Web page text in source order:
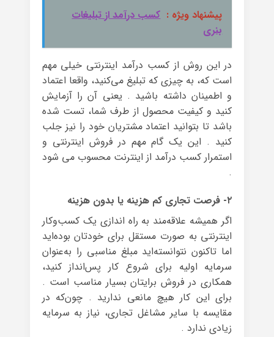
پیشنهاد ویژه : کسب درآمد از تبلیغات
بنری
در این روش از کسب درآمد اینترنتی خیلی مهم
است که، به چیزی که تبلیغ می‌کنید، واقعا اعتماد
و اطمینان داشته باشید . یعنی آن را آزمایش
کنید و کیفیت محصول از طرف شما، تست شده
باشد تا بتوانید اعتماد مشتریان خود را نیز جلب
کنید . این یک گام مهم در فروش اینترنتی و
استمرار کسب درآمد از اینترنت محسوب می شود
.
۲- فرصت تجاری کم هزینه یا بدون هزینه
اگر همیشه علاقه‌مند به راه اندازی یک کسب‌وکار
اینترنتی به صورت مستقل برای خودتان بوده‌اید
اما تاکنون نتوانسته‌اید مبلغ مناسبی را به‌عنوان
سرمایه اولیه برای شروع کار پس‌انداز کنید،
همکاری در فروش برایتان بسیار مناسب است .
برای این کار هیچ مانعی ندارید . چون‌که در‌
مقایسه با سایر مشاغل تجاری، نیاز به سرمایه
زیادی ندارد .